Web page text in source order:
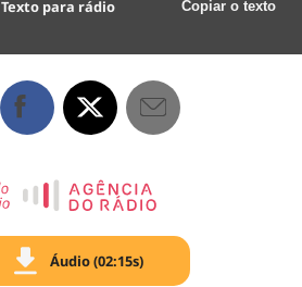
Texto para rádio Copiar o texto
Áudio (02:15s)